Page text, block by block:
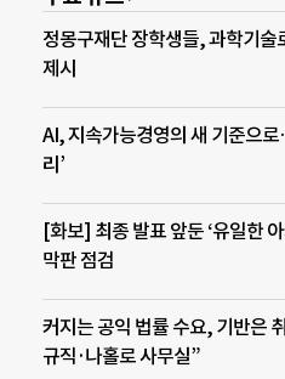
정몽구재단 장학생들, 과학기술
제시
AI, 지속가능경영의 새 기준으
리’
[화보] 최종 발표 앞둔 ‘유일한
막판 점검
커지는 공익 법률 수요, 기반은
규직·나홀로 사무실”